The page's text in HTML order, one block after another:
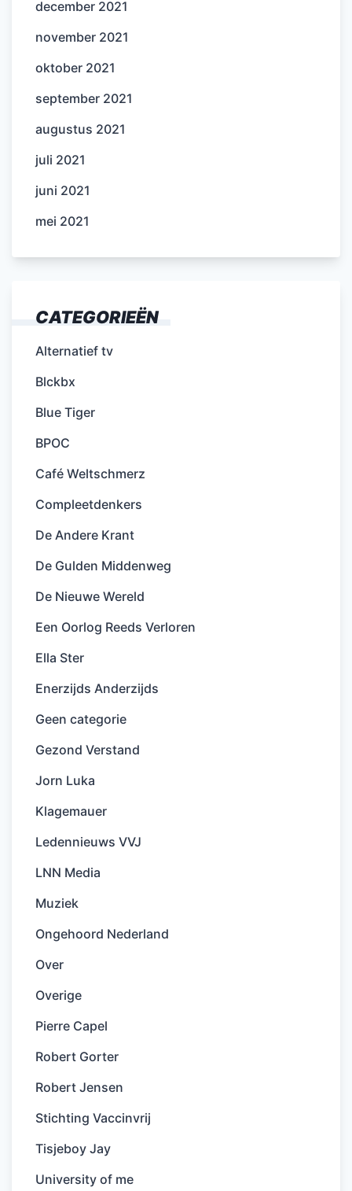
december 2021
november 2021
oktober 2021
september 2021
augustus 2021
juli 2021
juni 2021
mei 2021
CATEGORIEËN
Alternatief tv
Blckbx
Blue Tiger
BPOC
Café Weltschmerz
Compleetdenkers
De Andere Krant
De Gulden Middenweg
De Nieuwe Wereld
Een Oorlog Reeds Verloren
Ella Ster
Enerzijds Anderzijds
Geen categorie
Gezond Verstand
Jorn Luka
Klagemauer
Ledennieuws VVJ
LNN Media
Muziek
Ongehoord Nederland
Over
Overige
Pierre Capel
Robert Gorter
Robert Jensen
Stichting Vaccinvrij
Tisjeboy Jay
University of me